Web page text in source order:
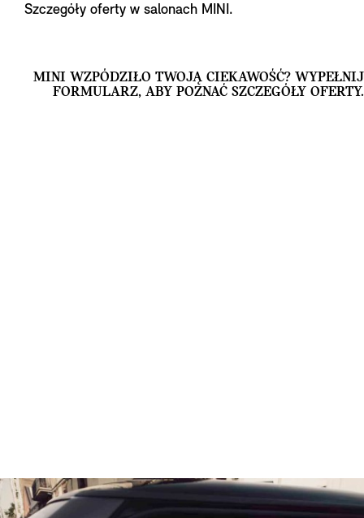
Szczegóły oferty w salonach MINI.
MINI WZPÓDZIŁO TWOJĄ CIEKAWOŚĆ? WYPEŁNIJ
FORMULARZ, ABY POZNAĆ SZCZEGÓŁY OFERTY.